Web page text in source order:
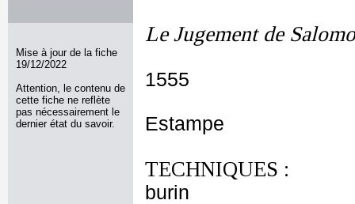
Mise à jour de la fiche
19/12/2022
Attention, le contenu de
cette fiche ne reflète
pas nécessairement le
dernier état du savoir.
Le Jugement de
1555
Estampe
TECHNIQUES :
burin